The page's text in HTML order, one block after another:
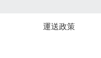
運送政策